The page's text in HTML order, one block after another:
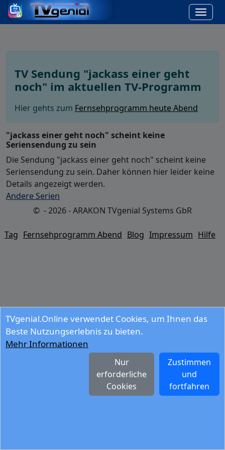
TVgenial.Online verwendet Cookies, um Ihnen das
Beste Nutzungserlebnis zu bieten.
Mehr Informationen
Zustimmen
und
fortfahren
Nur
erforderliche
Cookies
TV Sendung "jackass einer geht
noch" im aktuellen TV-Programm
Hier gehts zum Fernsehprogramm heute Abend
"jackass einer geht noch" scheint keine
Seriensendung zu sein
Die Sendung "jackass einer geht noch" scheint keine
Seriensendung zu sein. Daher können hier leider keine
Details angezeigt werden.
Andere Serien
© - 2026 - ARAKON TVgenial Systems GbR
Tag Fernsehprogramm Abend Blog Impressum Hilfe